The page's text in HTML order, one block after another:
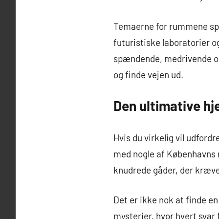
Temaerne for rummene
futuristiske laboratorier
spændende, medrivende
og finde vejen ud.
Den ultimative
Hvis du virkelig vil
med nogle af
knudrede gåder, der
Det er ikke nok at finde
mysterier, hvor hvert